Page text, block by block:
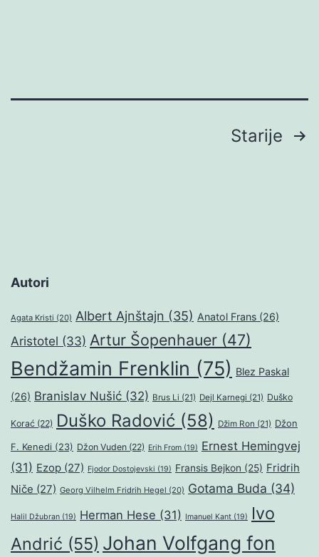
Starije
Autori
Agata Kristi (20) Albert Ajnštajn (35) Anatol Frans (26)
Aristotel (33) Artur Šopenhauer (47)
Bendžamin Frenklin (75) Blez Paskal
(26) Branislav Nušić (32) Brus Li (21) Dejl Karnegi (21) Duško
Korać (22) Duško Radović (58) Džim Ron (21) Džon
F. Kenedi (23) Džon Vuden (22) Erih From (19) Ernest Hemingvej
(31) Ezop (27) Fjodor Dostojevski (19) Fransis Bejkon (25) Fridrih
Niče (27) Georg Vilhelm Fridrih Hegel (20) Gotama Buda (34)
Halil Džubran (19) Herman Hese (31) Imanuel Kant (19)
Ivo
Andrić (55) Johan Volfgang fon